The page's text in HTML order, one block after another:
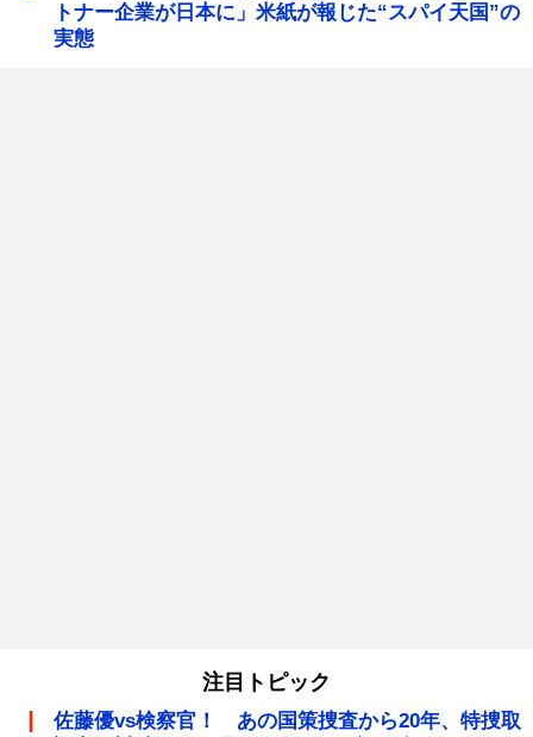
トナー企業が日本に」米紙が報じた“スパイ天国”の
実態
注目トピック
佐藤優vs検察官！ あの国策捜査から20年、特捜取